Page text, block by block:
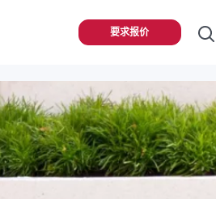
要求报价